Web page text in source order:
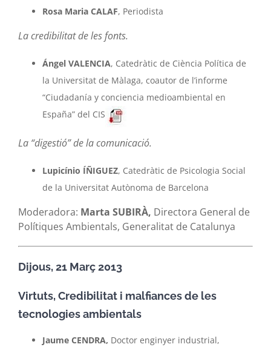
Rosa Maria CALAF, Periodista
La credibilitat de les fonts.
Ángel VALENCIA, Catedràtic de Ciència Política de
la Universitat de Màlaga, coautor de l’informe
“Ciudadanía y conciencia medioambiental en
España” del CIS
La “digestió” de la comunicació.
Lupicínio ÍÑIGUEZ, Catedràtic de Psicologia Social
de la Universitat Autònoma de Barcelona
Moderadora: Marta SUBIRÀ, Directora General de
Polítiques Ambientals, Generalitat de Catalunya
Dijous, 21 Març 2013
Virtuts, Credibilitat i malfiances de les
tecnologies ambientals
Jaume CENDRA, Doctor enginyer industrial,